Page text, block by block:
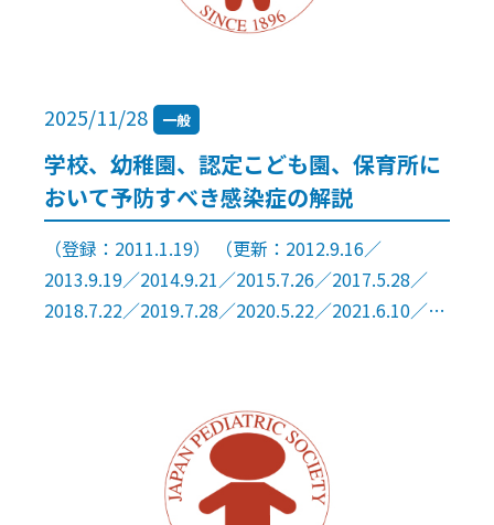
2025/11/28 一般
学校、幼稚園、認定こども園、保育所に
おいて予防すべき感染症の解説
（登録：2011.1.19） （更新：2012.9.16／
2013.9.19／2014.9.21／2015.7.26／2017.5.28／
2018.7.22／2019.7.28／2020.5.22／2021.6.10／2